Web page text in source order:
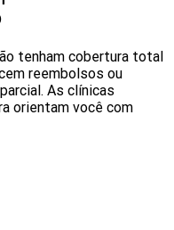
tenham cobertura total
reembolsos ou
As clínicas
orientam você com